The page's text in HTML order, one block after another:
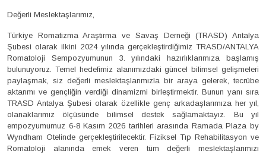
Değerli Meslektaşlarımız,
Türkiye Romatizma Araştırma ve Savaş Derneği (TRASD) Antalya
Şubesi olarak ilkini 2024 yılında gerçekleştirdiğimiz TRASD/ANTALYA
Romatoloji Sempozyumunun 3. yılındaki hazırlıklarımıza başlamış
bulunuyoruz. Temel hedefimiz alanımızdaki güncel bilimsel gelişmeleri
paylaşmak, siz değerli meslektaşlarımızla bir araya gelerek, tecrübe
aktarımı ve gençliğin verdiği dinamizmi birleştirmektir. Bunun yanı sıra
TRASD Antalya Şubesi olarak özellikle genç arkadaşlarımıza her yıl,
olanaklarımız ölçüsünde bilimsel destek sağlamaktayız. Bu yıl
empozyumumuz 6-8 Kasım 2026 tarihleri arasında Ramada Plaza by
Wyndham Otelinde gerçekleştirilecektir. Fiziksel Tıp Rehabilitasyon ve
Romatoloji alanında emek veren tüm değerli meslektaşlarımızı